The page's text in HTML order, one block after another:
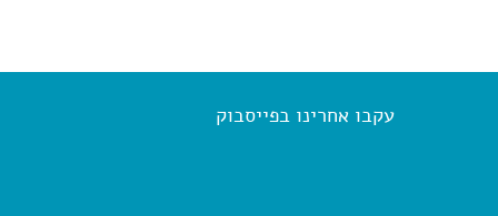
עקבו אחרינו בפייסבוק